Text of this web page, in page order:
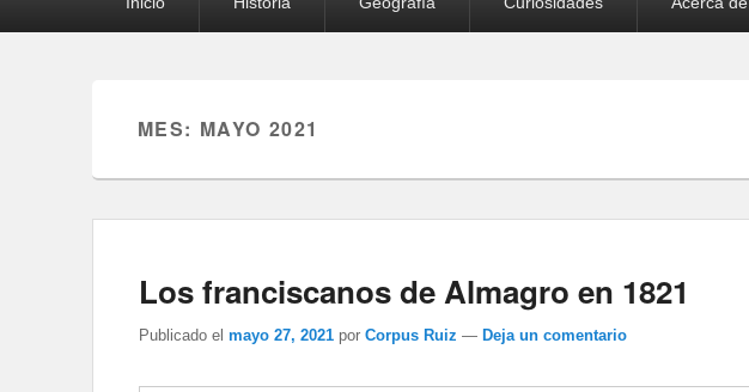
MES: MAYO 2021
Los franciscanos de Almagro en 1821
Publicado el mayo 27, 2021 por Corpus Ruiz — Deja un comentario